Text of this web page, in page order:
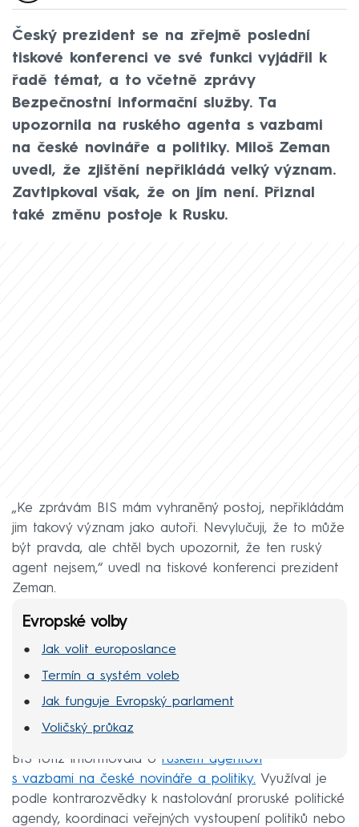
Český prezident se na zřejmě poslední
tiskové konferenci ve své funkci vyjádřil k
řadě témat, a to včetně zprávy
Bezpečnostní informační služby. Ta
upozornila na ruského agenta s vazbami
na české novináře a politiky. Miloš Zeman
uvedl, že zjištění nepřikládá velký význam.
Zavtipkoval však, že on jím není. Přiznal
také změnu postoje k Rusku.
„Ke zprávám BIS mám vyhraněný postoj, nepřikládám
jim takový význam jako autoři. Nevylučuji, že to může
být pravda, ale chtěl bych upozornit, že ten ruský
agent nejsem,“ uvedl na tiskové konferenci prezident
Zeman.
Evropské volby
Jak volit europoslance
Termín a systém voleb
Jak funguje Evropský parlament
Voličský průkaz
BIS totiž informovala o ruském agentovi
s vazbami na české novináře a politiky. Využíval je
podle kontrarozvědky k nastolování proruské politické
agendy, koordinaci veřejných vystoupení politiků nebo